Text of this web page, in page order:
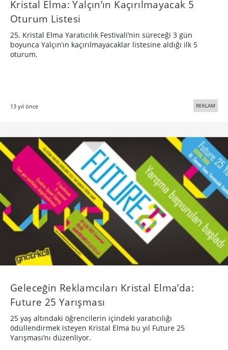
Kristal Elma: Yalçın’ın Kaçırılmayacak 5
Oturum Listesi
25. Kristal Elma Yaratıcılık Festivali’nin süreceği 3 gün
boyunca Yalçın’ın kaçırılmayacaklar listesine aldığı ilk 5
oturum.
13 yıl önce REKLAM
Geleceğin Reklamcıları Kristal Elma’da:
Future 25 Yarışması
25 yaş altındaki öğrencilerin içindeki yaratıcılığı
ödüllendirmek isteyen Kristal Elma bu yıl Future 25
Yarışması’nı düzenliyor.